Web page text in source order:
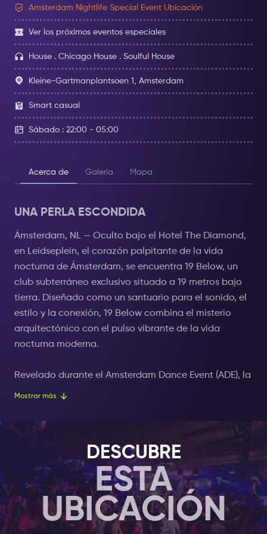
Amsterdam Nightlife Special Event Ubicación
Ver los próximos eventos especiales
House . Chicago House . Soulful House
Kleine-Gartmanplantsoen 1, Amsterdam
Smart casual
Sábado : 22:00 - 05:00
Acerca de Galería Mapa
UNA PERLA ESCONDIDA
Ámsterdam, NL — Oculto bajo el Hotel The Diamond,
en Leidseplein, el corazón palpitante de la vida
nocturna de Ámsterdam, se encuentra 19 Below, un
club subterráneo exclusivo situado a 19 metros bajo
tierra. Diseñado como un santuario para el sonido, el
estilo y la conexión, 19 Below combina el misterio
arquitectónico con el pulso vibrante de la vida
nocturna moderna.
Revelado durante el Amsterdam Dance Event (ADE), la
semana más eléctrica del año, 19 Below marca una
complejo Heineken Hoek. El club celebra las raíces de
Chicago hasta el ritmo en constante evolución de
Ámsterdam, creando un puente entre los sonidos
globales y el alma local.
Desde su profundidad oculta hasta la energía del
Leidseplein sobre él, 19 Below encarna el legado de
Mostrar más
DESCUBRE
ESTA
UBICACIÓN